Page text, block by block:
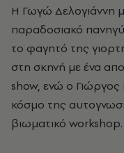
Η Γωγώ Δελογιάννη
παραδοσιακό
το φαγητό της
στη σκηνή με ένα
show, ενώ ο Γιώργος
κόσμο της
βιωματικό workshop.